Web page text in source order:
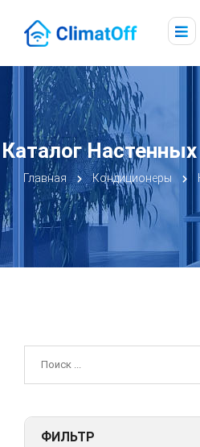
Каталог
Главная Кондиционеры
ФИЛЬТР